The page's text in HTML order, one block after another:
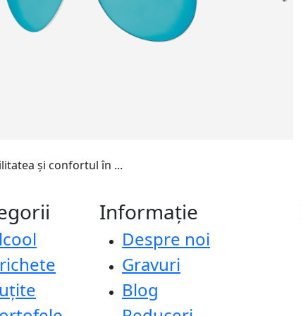
și confortul în ...
Informație
Despre noi
Gravuri
Blog